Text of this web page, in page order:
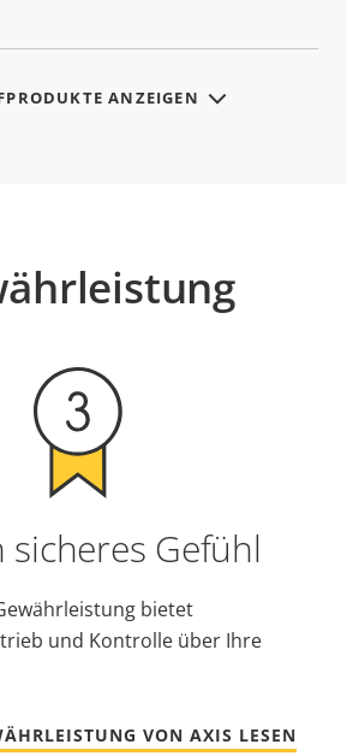
ANZEIGEN
sicheres Gefühl
bietet
und Kontrolle über Ihre
VON AXIS LESEN